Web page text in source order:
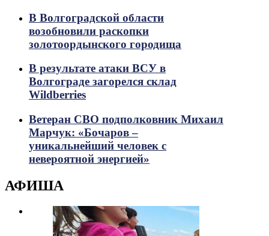
В Волгоградской области
возобновили раскопки
золотоордынского городища
В результате атаки ВСУ в
Волгограде загорелся склад
Wildberries
Ветеран СВО подполковник Михаил
Марчук: «Бочаров –
уникальнейший человек с
невероятной энергией»
АФИША